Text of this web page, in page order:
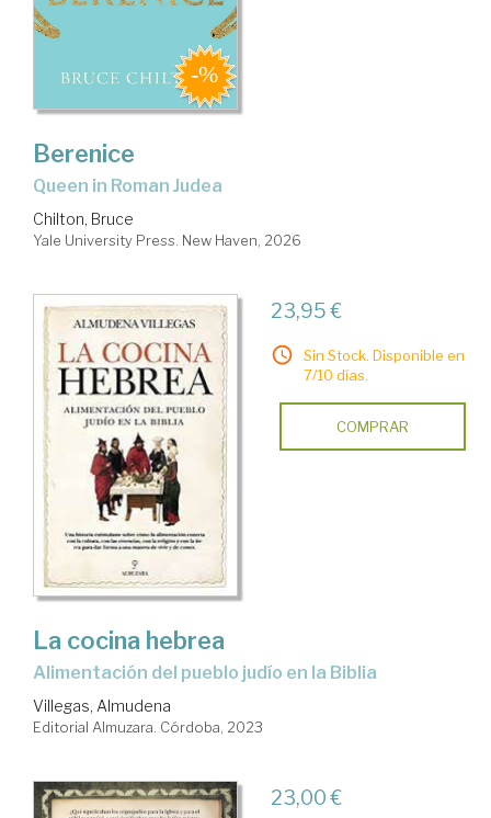
Berenice
queen in Roman Judea
Chilton, Bruce
Yale University Press. New Haven, 2026
23,95 €
Sin Stock. Disponible en
7/10 días.
COMPRAR
La cocina hebrea
alimentación del pueblo judío en la Biblia
Villegas, Almudena
Editorial Almuzara. Córdoba, 2023
23,00 €